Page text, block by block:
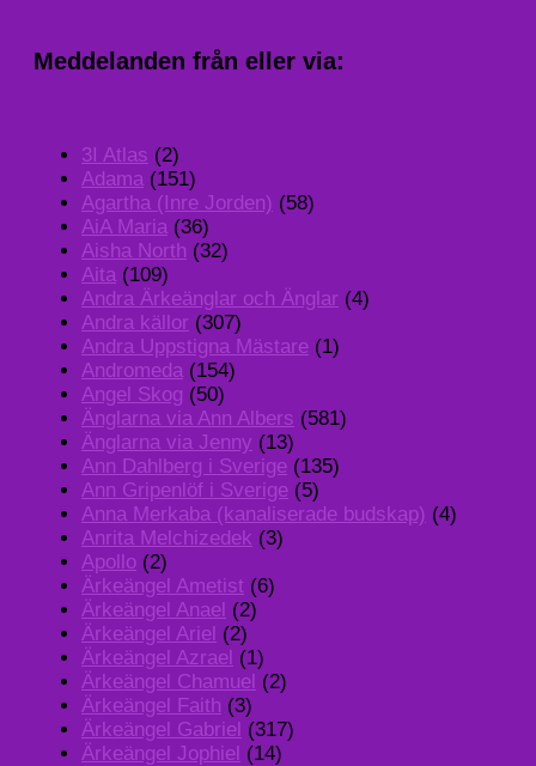
Meddelanden från eller via:
3I Atlas (2)
Adama (151)
Agartha (Inre Jorden) (58)
AiA Maria (36)
Aisha North (32)
Aita (109)
Andra Ärkeänglar och Änglar (4)
Andra källor (307)
Andra Uppstigna Mästare (1)
Andromeda (154)
Angel Skog (50)
Änglarna via Ann Albers (581)
Änglarna via Jenny (13)
Ann Dahlberg i Sverige (135)
Ann Gripenlöf i Sverige (5)
Anna Merkaba (kanaliserade budskap) (4)
Anrita Melchizedek (3)
Apollo (2)
Ärkeängel Ametist (6)
Ärkeängel Anael (2)
Ärkeängel Ariel (2)
Ärkeängel Azrael (1)
Ärkeängel Chamuel (2)
Ärkeängel Faith (3)
Ärkeängel Gabriel (317)
Ärkeängel Jophiel (14)